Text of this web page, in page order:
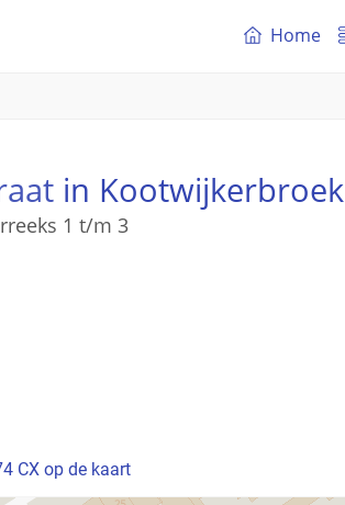
Home
in Kootwijkerbroek
1 t/m 3
CX op de kaart